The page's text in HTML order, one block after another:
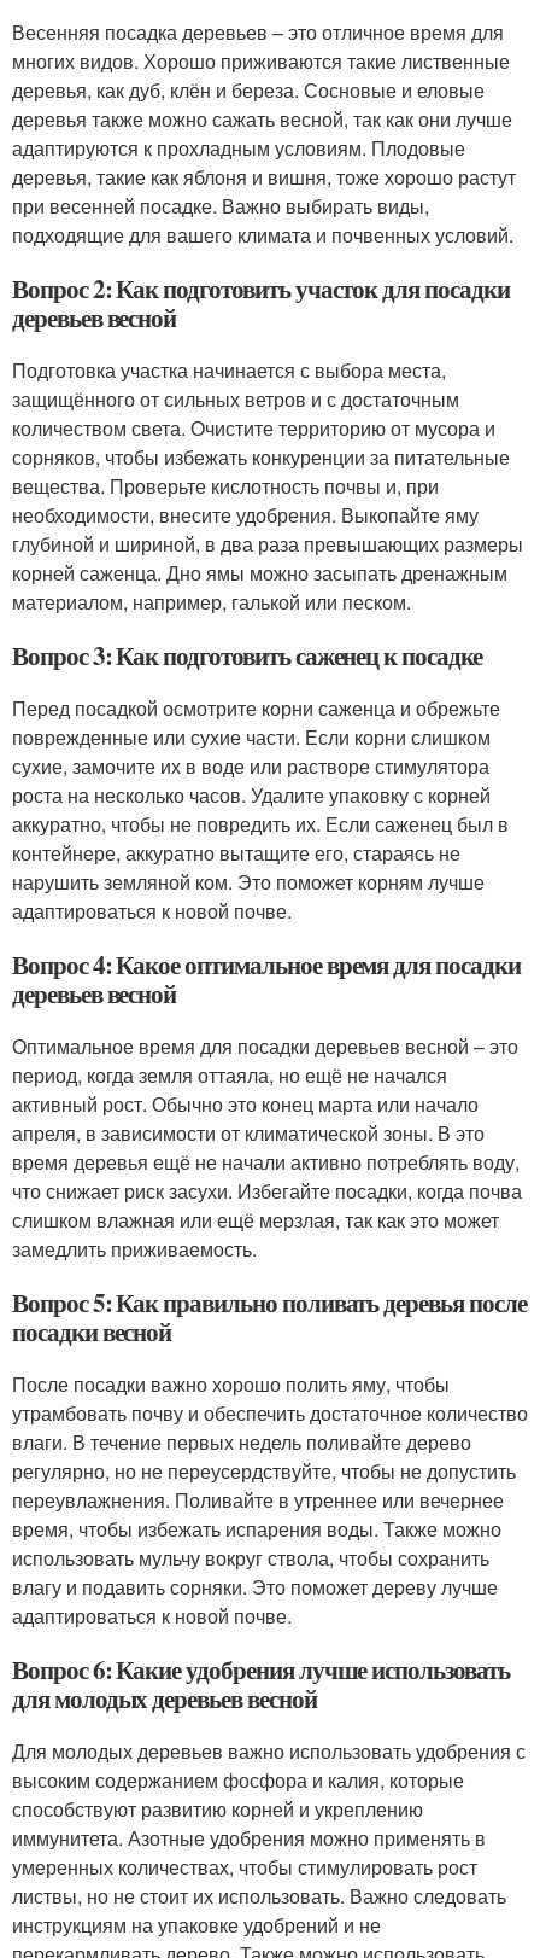
Весенняя посадка деревьев – это отличное время для
многих видов. Хорошо приживаются такие лиственные
деревья, как дуб, клён и береза. Сосновые и еловые
деревья также можно сажать весной, так как они лучше
адаптируются к прохладным условиям. Плодовые
деревья, такие как яблоня и вишня, тоже хорошо растут
при весенней посадке. Важно выбирать виды,
подходящие для вашего климата и почвенных условий.
Вопрос 2: Как подготовить участок для посадки
деревьев весной
Подготовка участка начинается с выбора места,
защищённого от сильных ветров и с достаточным
количеством света. Очистите территорию от мусора и
сорняков, чтобы избежать конкуренции за питательные
вещества. Проверьте кислотность почвы и, при
необходимости, внесите удобрения. Выкопайте яму
глубиной и шириной, в два раза превышающих размеры
корней саженца. Дно ямы можно засыпать дренажным
материалом, например, галькой или песком.
Вопрос 3: Как подготовить саженец к посадке
Перед посадкой осмотрите корни саженца и обрежьте
поврежденные или сухие части. Если корни слишком
сухие, замочите их в воде или растворе стимулятора
роста на несколько часов. Удалите упаковку с корней
аккуратно, чтобы не повредить их. Если саженец был в
контейнере, аккуратно вытащите его, стараясь не
нарушить земляной ком. Это поможет корням лучше
адаптироваться к новой почве.
Вопрос 4: Какое оптимальное время для посадки
деревьев весной
Оптимальное время для посадки деревьев весной – это
период, когда земля оттаяла, но ещё не начался
активный рост. Обычно это конец марта или начало
апреля, в зависимости от климатической зоны. В это
время деревья ещё не начали активно потреблять воду,
что снижает риск засухи. Избегайте посадки, когда почва
слишком влажная или ещё мерзлая, так как это может
замедлить приживаемость.
Вопрос 5: Как правильно поливать деревья после
посадки весной
После посадки важно хорошо полить яму, чтобы
утрамбовать почву и обеспечить достаточное количество
влаги. В течение первых недель поливайте дерево
регулярно, но не переусердствуйте, чтобы не допустить
переувлажнения. Поливайте в утреннее или вечернее
время, чтобы избежать испарения воды. Также можно
использовать мульчу вокруг ствола, чтобы сохранить
влагу и подавить сорняки. Это поможет дереву лучше
адаптироваться к новой почве.
Вопрос 6: Какие удобрения лучше использовать
для молодых деревьев весной
Для молодых деревьев важно использовать удобрения с
высоким содержанием фосфора и калия, которые
способствуют развитию корней и укреплению
иммунитета. Азотные удобрения можно применять в
умеренных количествах, чтобы стимулировать рост
листвы, но не стоит их использовать. Важно следовать
инструкциям на упаковке удобрений и не